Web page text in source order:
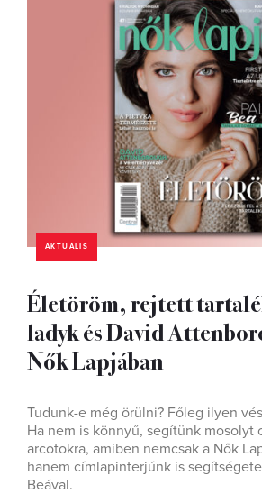
AKTUÁLIS
Életöröm, rejtett
ladyk és David
Nők Lapjában
Tudunk-e még örülni? Főleg ilyen
Ha nem is könnyű, segítünk mosolyt
arcotokra, amiben nemcsak a Nők
hanem címlapinterjúnk is
Beával.